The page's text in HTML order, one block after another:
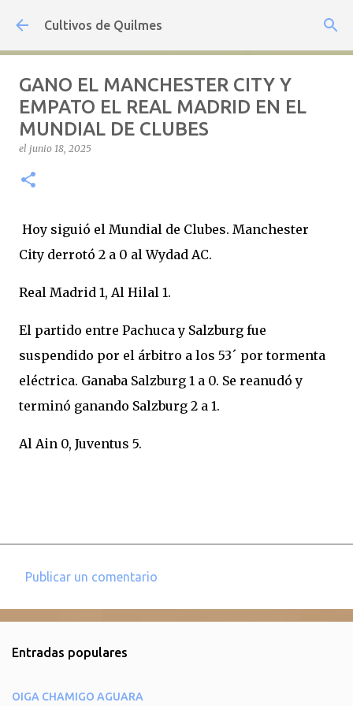
Ir al contenido principal
Cultivos de Quilmes
GANO EL MANCHESTER CITY Y
EMPATO EL REAL MADRID EN EL
MUNDIAL DE CLUBES
el junio 18, 2025
Hoy siguió el Mundial de Clubes. Manchester
City derrotó 2 a 0 al Wydad AC.
Real Madrid 1, Al Hilal 1.
El partido entre Pachuca y Salzburg fue
suspendido por el árbitro a los 53´ por tormenta
eléctrica. Ganaba Salzburg 1 a 0. Se reanudó y
terminó ganando Salzburg 2 a 1.
Al Ain 0, Juventus 5.
e
Publicar un comentario
Entradas populares
OIGA CHAMIGO AGUARA